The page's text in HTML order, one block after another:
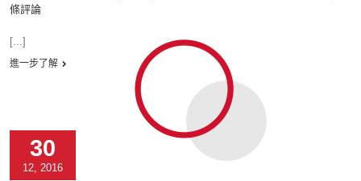
條評論
[...]
進一步了解
30
12, 2016